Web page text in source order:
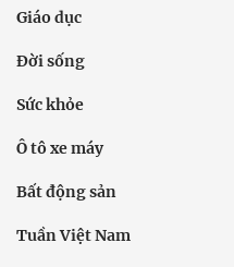
Giáo dục
Đời sống
Sức khỏe
Ô tô xe máy
Bất động sản
Tuần Việt Nam